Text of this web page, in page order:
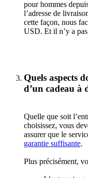
pour hommes
l’adresse de
cette façon, nous
USD. Et il n’y a
Quels aspects
d’un cadeau à
Quelle que soit
choisissez, vous
assurer que le
garantie suffisante.
Plus précisément,